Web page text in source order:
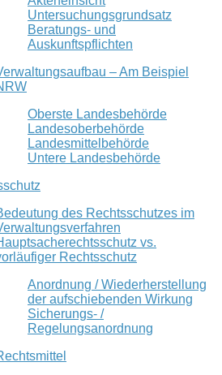
Untersuchungsgrundsatz
Beratungs- und
Auskunftspflichten
– Am Beispiel
Oberste Landesbehörde
Landesoberbehörde
Landesmittelbehörde
Untere Landesbehörde
des Rechtsschutzes im
vs.
Rechtsschutz
Anordnung / Wiederherstellung
der aufschiebenden Wirkung
Sicherungs- /
Regelungsanordnung